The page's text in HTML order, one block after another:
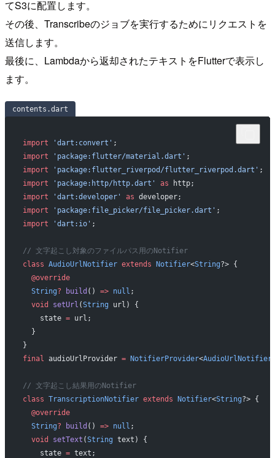
てS3に配置します。
その後、Transcribeのジョブを実行するためにリクエストを
送信します。
最後に、Lambdaから返却されたテキストをFlutterで表示し
ます。
contents.dart
import 'dart:convert' ;
import 'package:flutter/material.dart' ;
import 'package:flutter_riverpod/flutter_riverpod.dart' ;
import 'package:http/http.dart' as http;
import 'dart:developer' as developer;
import 'package:file_picker/file_picker.dart' ;
import 'dart:io' ;
// 文字起こし対象のファイルパス用のNotifier
class AudioUrlNotifier extends Notifier<String?> {
  @override
  String
? build () => null ;
  void
setUrl (String url) {
    state
= url;
  }
}
final
audioUrlProvider = NotifierProvider<AudioUrlNotifier
// 文字起こし結果用のNotifier
class TranscriptionNotifier extends Notifier<String?> {
  @override
  String
? build () => null ;
  void
setText (String text) {
    state
= text;